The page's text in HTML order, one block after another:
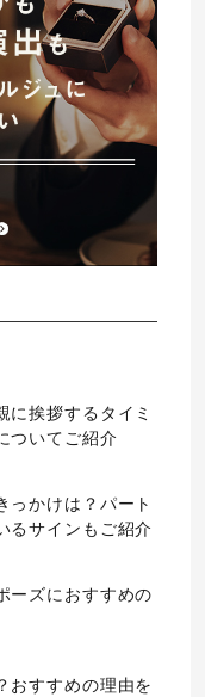
に挨拶するタイミ
ついてご紹介
っかけは？パート
るサインもご紹介
ーズにおすすめの
おすすめの理由を